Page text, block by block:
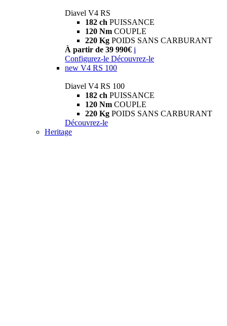
Diavel V4 RS
182 ch PUISSANCE
120 Nm COUPLE
220 Kg POIDS SANS CARBURANT
À partir de 39 990€ i
Configurez-le Découvrez-le
new V4 RS 100
Diavel V4 RS 100
182 ch PUISSANCE
120 Nm COUPLE
220 Kg POIDS SANS CARBURANT
Découvrez-le
Heritage